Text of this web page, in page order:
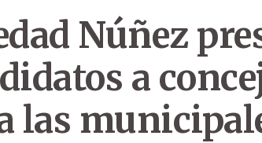
Núñez
a
las